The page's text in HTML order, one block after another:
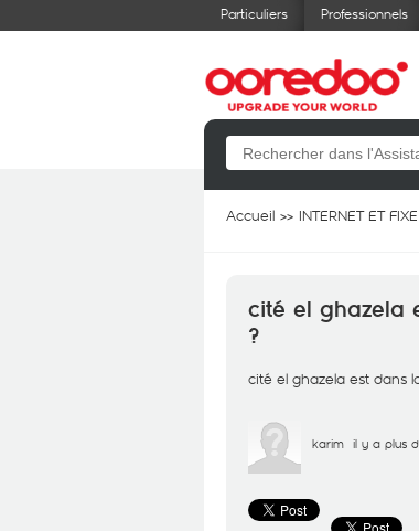
Particuliers Professionnels
Accueil INTERNET ET
cité el ghazela
?
cité el ghazela est dans
karim il y a plus